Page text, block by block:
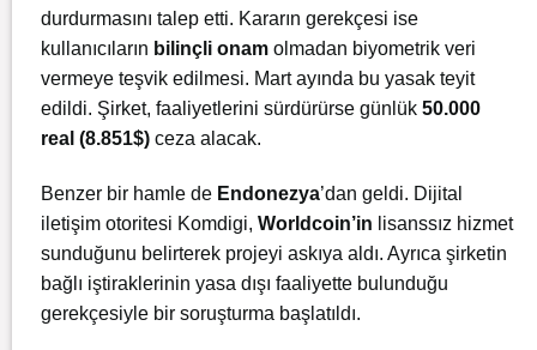
durdurmasını talep etti. Kararın gerekçesi ise
kullanıcıların bilinçli onam olmadan biyometrik veri
vermeye teşvik edilmesi. Mart ayında bu yasak teyit
edildi. Şirket, faaliyetlerini sürdürürse günlük 50.000
real (8.851$) ceza alacak.
Benzer bir hamle de Endonezya’dan geldi. Dijital
iletişim otoritesi Komdigi, Worldcoin’in lisanssız hizmet
sunduğunu belirterek projeyi askıya aldı. Ayrıca şirketin
bağlı iştiraklerinin yasa dışı faaliyette bulunduğu
gerekçesiyle bir soruşturma başlatıldı.